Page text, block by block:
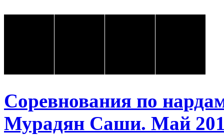
Соревнования по
Мурадян Саши. Май